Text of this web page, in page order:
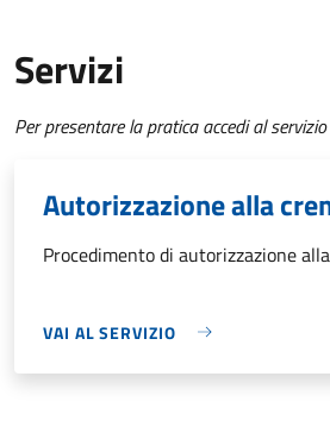
Servizi
Per presentare la pratica accedi al
Autorizzazione alla
Procedimento di autorizzazione
VAI AL SERVIZIO